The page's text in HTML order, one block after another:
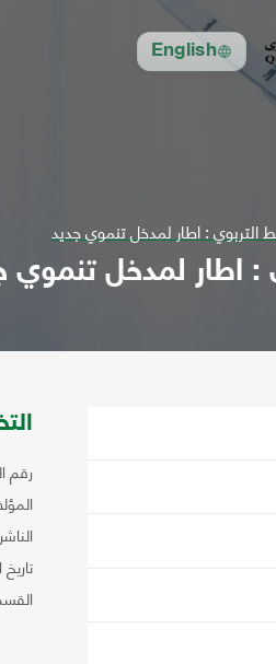
English
التربوي : اطار لمدخل تنموي جديد
: اطار لمدخل تنموي
رقم